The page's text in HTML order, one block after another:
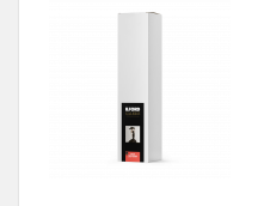
D’ENVIE
COMPARATEUR